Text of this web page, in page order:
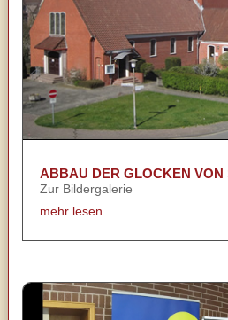
ABBAU DER GLOCKEN VON
Zur Bildergalerie
mehr lesen